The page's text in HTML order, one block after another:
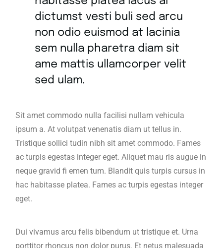
dictumst vesti buli sed arcu
non odio euismod at lacinia
sem nulla pharetra diam sit
ame mattis ullamcorper velit
sed ulam.
Sit amet commodo nulla facilisi nullam vehicula
ipsum a. At volutpat venenatis diam ut tellus in.
Tristique sollici tudin nibh sit amet commodo. Fames
ac turpis egestas integer eget. Aliquet mau ris augue in
neque gravid fi emen tum. Blandit quis turpis cursus in
hac habitasse platea. Fames ac turpis egestas integer
eget.
Dui vivamus arcu felis bibendum ut tristique et. Urna
porttitor rhoncus non dolor purus. Et netus malesuada